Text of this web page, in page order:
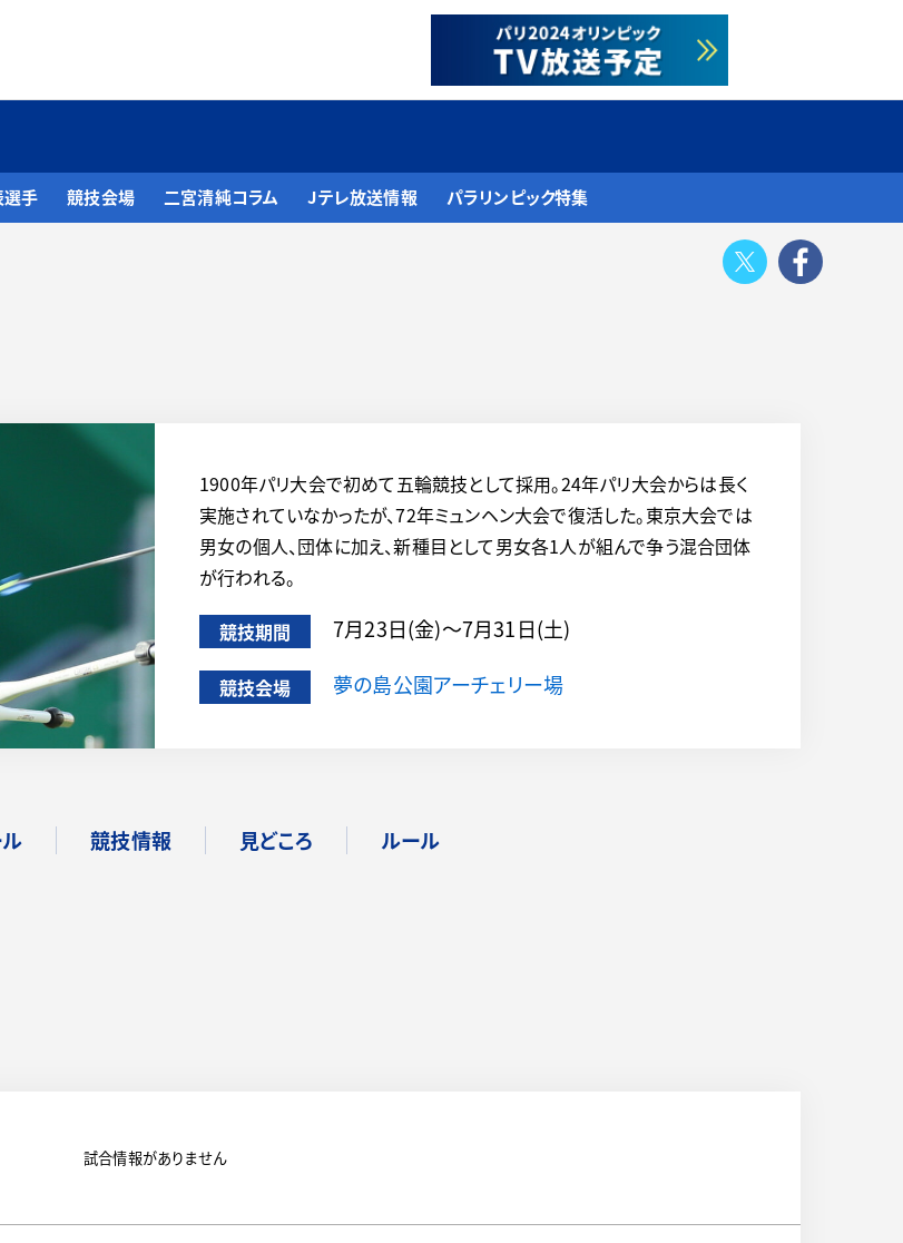
選手 競技会場 二宮清純コラム Jテレ放送情報 パラリンピック特集
Twitter
1900年パリ大会で初めて五輪競技として採用。24年パリ大会からは長く
実施されていなかったが、72年ミュンヘン大会で復活した。東京大会では
男女の個人、団体に加え、新種目として男女各1人が組んで争う混合団体
が行われる。
競技期間 7月23日(金)～7月31日(土)
競技会場 夢の島公園アーチェリー場
競技情報 見どころ ルール
試合情報がありません